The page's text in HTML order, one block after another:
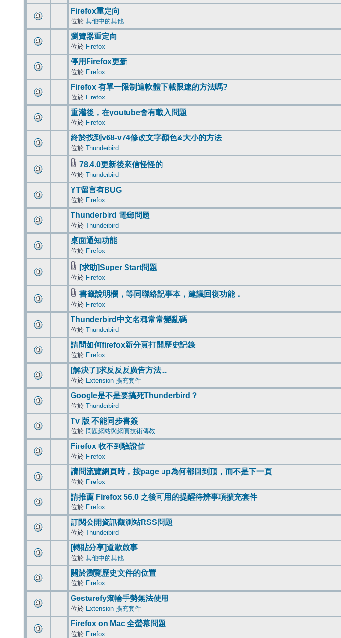
Firefox重定向
位於 其他中的其他
瀏覽器重定向
位於 Firefox
停用Firefox更新
位於 Firefox
Firefox 有單一限制這軟體下載限速的方法嗎?
位於 Firefox
重灌後，在youtube會有載入問題
位於 Firefox
終於找到v68-v74修改文字顏色&大小的方法
位於 Thunderbird
78.4.0更新後來信怪怪的
位於 Thunderbird
YT留言有BUG
位於 Firefox
Thunderbird 電郵問題
位於 Thunderbird
桌面通知功能
位於 Firefox
[求助]Super Start問題
位於 Firefox
書籤說明欄，等同聯絡記事本，建議回復功能．
位於 Firefox
Thunderbird中文名稱常常變亂碼
位於 Thunderbird
請問如何firefox新分頁打開歷史記錄
位於 Firefox
[解決了]求反反反廣告方法...
位於 Extension 擴充套件
Google是不是要搞死Thunderbird？
位於 Thunderbird
Tv 版 不能同步書簽
位於 問題網站與網頁技術傳教
Firefox 收不到驗證信
位於 Firefox
請問流覽網頁時，按page up為何都回到頂，而不是下一頁
位於 Firefox
請推薦 Firefox 56.0 之後可用的提醒待辨事項擴充套件
位於 Firefox
訂閱公開資訊觀測站RSS問題
位於 Thunderbird
[轉貼分享]道歉啟事
位於 其他中的其他
關於瀏覽歷史文件的位置
位於 Firefox
Gesturefy滾輪手勢無法使用
位於 Extension 擴充套件
Firefox on Mac 全螢幕問題
位於 Firefox